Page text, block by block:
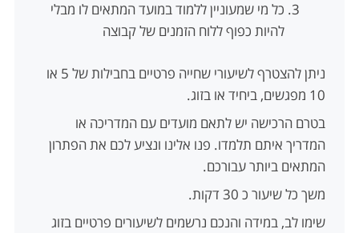
כל מי שמעוניין ללמוד במועד המתאים לו מבלי
להיות כפוף ללוח הזמנים של קבוצה
ניתן להצטרף לשיעורי שחייה פרטיים בחבילות של 5 או
10 מפגשים, ביחיד או בזוג.
בטרם הרכישה יש לתאם מועדים עם המדריכה או
המדריך איתם תלמדו. פנו אלינו ונציע לכם את הפתרון
המתאים ביותר עבורכם.
משך כל שיעור כ 30 דקות.
שימו לב, במידה והנכם נרשמים לשיעורים פרטיים בזוג